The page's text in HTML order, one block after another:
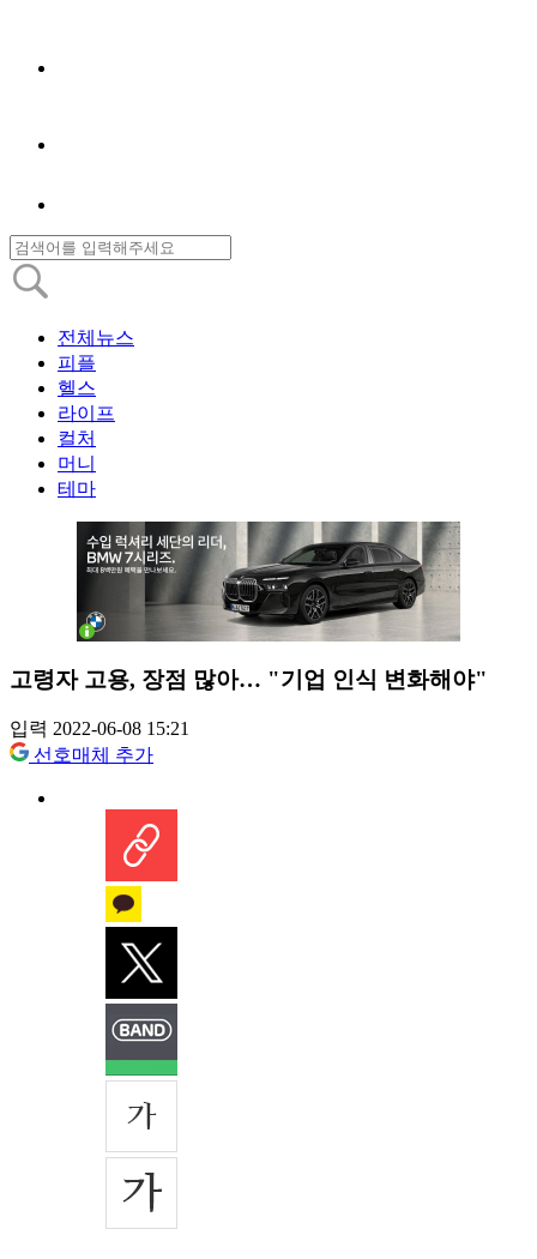
전체뉴스
피플
헬스
라이프
컬처
머니
테마
고령자 고용, 장점 많아… "기업 인식 변화해야"
입력 2022-06-08 15:21
선호매체 추가